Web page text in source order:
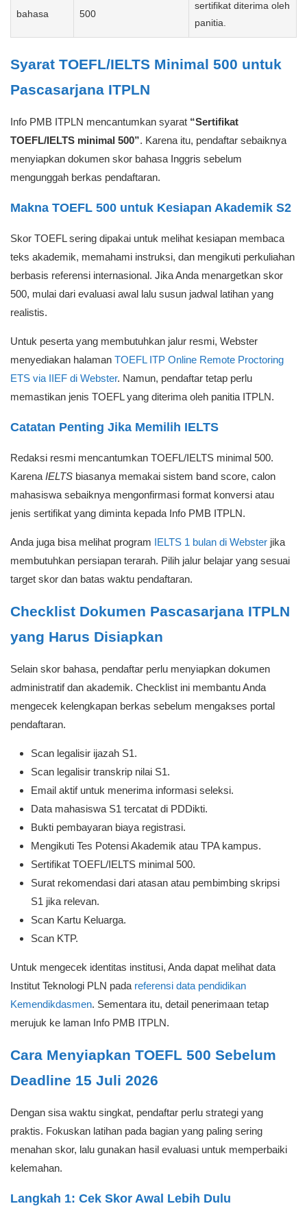
bahasa
500
sertifikat diterima oleh
panitia.
Syarat TOEFL/IELTS Minimal 500 untuk
Pascasarjana ITPLN
Info PMB ITPLN mencantumkan syarat “Sertifikat
TOEFL/IELTS minimal 500”. Karena itu, pendaftar sebaiknya
menyiapkan dokumen skor bahasa Inggris sebelum
mengunggah berkas pendaftaran.
Makna TOEFL 500 untuk Kesiapan Akademik S2
Skor TOEFL sering dipakai untuk melihat kesiapan membaca
teks akademik, memahami instruksi, dan mengikuti perkuliahan
berbasis referensi internasional. Jika Anda menargetkan skor
500, mulai dari evaluasi awal lalu susun jadwal latihan yang
realistis.
Untuk peserta yang membutuhkan jalur resmi, Webster
menyediakan halaman TOEFL ITP Online Remote Proctoring
ETS via IIEF di Webster. Namun, pendaftar tetap perlu
memastikan jenis TOEFL yang diterima oleh panitia ITPLN.
Catatan Penting Jika Memilih IELTS
Redaksi resmi mencantumkan TOEFL/IELTS minimal 500.
Karena IELTS biasanya memakai sistem band score, calon
mahasiswa sebaiknya mengonfirmasi format konversi atau
jenis sertifikat yang diminta kepada Info PMB ITPLN.
Anda juga bisa melihat program IELTS 1 bulan di Webster jika
membutuhkan persiapan terarah. Pilih jalur belajar yang sesuai
target skor dan batas waktu pendaftaran.
Checklist Dokumen Pascasarjana ITPLN
yang Harus Disiapkan
Selain skor bahasa, pendaftar perlu menyiapkan dokumen
administratif dan akademik. Checklist ini membantu Anda
mengecek kelengkapan berkas sebelum mengakses portal
pendaftaran.
Scan legalisir ijazah S1.
Scan legalisir transkrip nilai S1.
Email aktif untuk menerima informasi seleksi.
Data mahasiswa S1 tercatat di PDDikti.
Bukti pembayaran biaya registrasi.
Mengikuti Tes Potensi Akademik atau TPA kampus.
Sertifikat TOEFL/IELTS minimal 500.
Surat rekomendasi dari atasan atau pembimbing skripsi
S1 jika relevan.
Scan Kartu Keluarga.
Scan KTP.
Untuk mengecek identitas institusi, Anda dapat melihat data
Institut Teknologi PLN pada referensi data pendidikan
Kemendikdasmen. Sementara itu, detail penerimaan tetap
merujuk ke laman Info PMB ITPLN.
Cara Menyiapkan TOEFL 500 Sebelum
Deadline 15 Juli 2026
Dengan sisa waktu singkat, pendaftar perlu strategi yang
praktis. Fokuskan latihan pada bagian yang paling sering
menahan skor, lalu gunakan hasil evaluasi untuk memperbaiki
kelemahan.
Langkah 1: Cek Skor Awal Lebih Dulu